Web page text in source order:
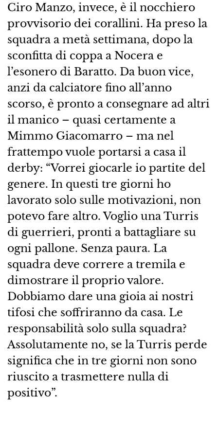
Ciro Manzo, invece, è il nocchiero
provvisorio dei corallini. Ha preso la
squadra a metà settimana, dopo la
sconfitta di coppa a Nocera e
l’esonero di Baratto. Da buon vice,
anzi da calciatore fino all’anno
scorso, è pronto a consegnare ad altri
il manico – quasi certamente a
Mimmo Giacomarro – ma nel
frattempo vuole portarsi a casa il
derby: “Vorrei giocarle io partite del
genere. In questi tre giorni ho
lavorato solo sulle motivazioni, non
potevo fare altro. Voglio una Turris
di guerrieri, pronti a battagliare su
ogni pallone. Senza paura. La
squadra deve correre a tremila e
dimostrare il proprio valore.
Dobbiamo dare una gioia ai nostri
tifosi che soffriranno da casa. Le
responsabilità solo sulla squadra?
Assolutamente no, se la Turris perde
significa che in tre giorni non sono
riuscito a trasmettere nulla di
positivo”.